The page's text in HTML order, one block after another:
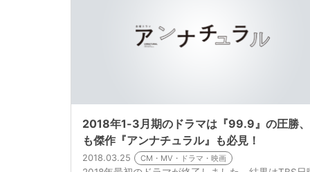
2018年1-3月期のドラマは『99.9』の圧勝
も傑作『アンナチュラル』も必見！
2018.03.25 CM・MV・ドラマ・映画